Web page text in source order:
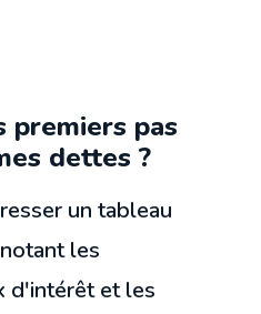
premiers pas
dettes ?
un tableau
les
d'intérêt et les